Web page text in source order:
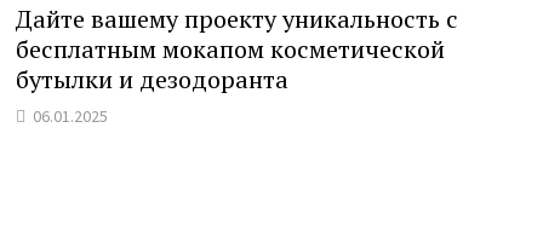
Дайте вашему проекту уникальность с
бесплатным мокапом косметической
бутылки и дезодоранта
06.01.2025